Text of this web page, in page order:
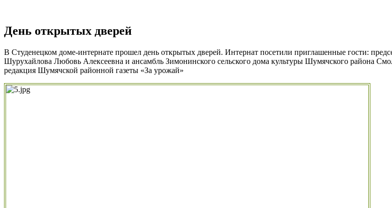
День открытых дверей
В Студенецком доме-интернате прошел день открытых дверей. Интернат посетили приглашенные гости:
Шурухайлова Любовь Алексеевна и ансамбль Зимонинского сельского дома культуры Шумячского района
редакция Шумячской районной газеты «За урожай»